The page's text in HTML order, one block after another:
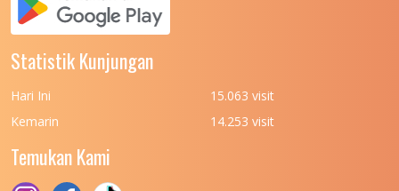
Statistik Kunjungan
Hari Ini
15.063 visit
Kemarin
14.253 visit
Temukan Kami